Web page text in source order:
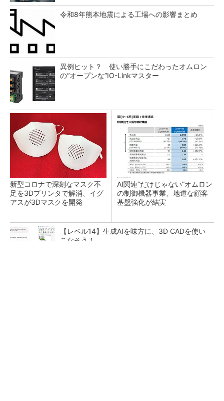
令和8年熊本地震による工場への影響まとめ
異例ヒット？ 使い勝手にこだわったオムロン
の“オープンな”IO-Linkマスター
新型コロナで深刻なマスク不
足を3Dプリンタで解消、イグ
アスが3Dマスクを開発
AI関連“だけじゃない”オムロン
の制御機器事業、地道な顧客
基盤強化が結実
【レベル14】生成AIを味方に、3D CADを使い
こなそう！